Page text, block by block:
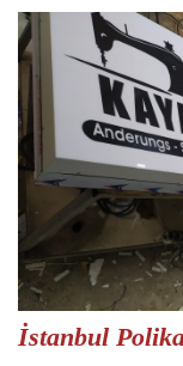
İstanbul